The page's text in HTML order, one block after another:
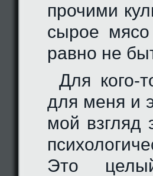
прочими
сырое
равно не
Для кого-
для меня и
мой взгляд
Это